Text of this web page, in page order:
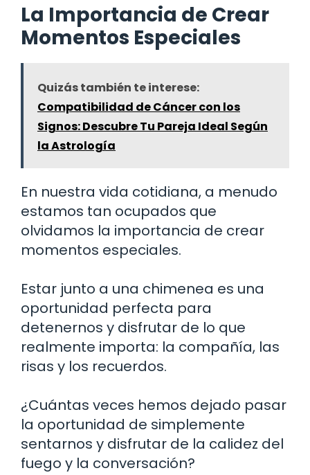
La Importancia de Crear
Momentos Especiales
Quizás también te interese:
Compatibilidad de Cáncer con los
Signos: Descubre Tu Pareja Ideal Según
la Astrología
En nuestra vida cotidiana, a menudo
estamos tan ocupados que
olvidamos la importancia de crear
momentos especiales.
Estar junto a una chimenea es una
oportunidad perfecta para
detenernos y disfrutar de lo que
realmente importa: la compañía, las
risas y los recuerdos.
¿Cuántas veces hemos dejado pasar
la oportunidad de simplemente
sentarnos y disfrutar de la calidez del
fuego y la conversación?